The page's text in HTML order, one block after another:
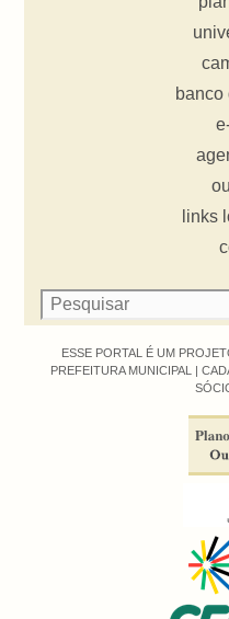
banco
links
ESSE PORTAL É UM
PREFEITURA MUNICIPAL |